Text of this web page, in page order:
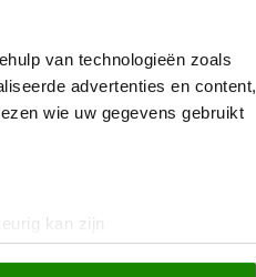
van technologieën zoals
advertenties en content,
wie uw gegevens gebruikt
kan zijn